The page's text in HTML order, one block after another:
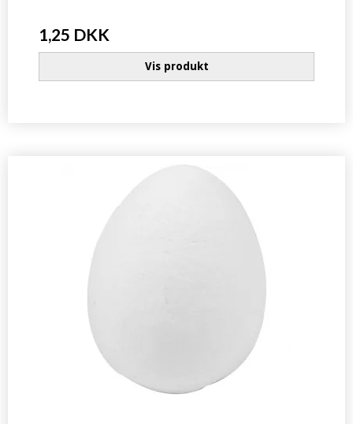
1,25 DKK
Vis produkt